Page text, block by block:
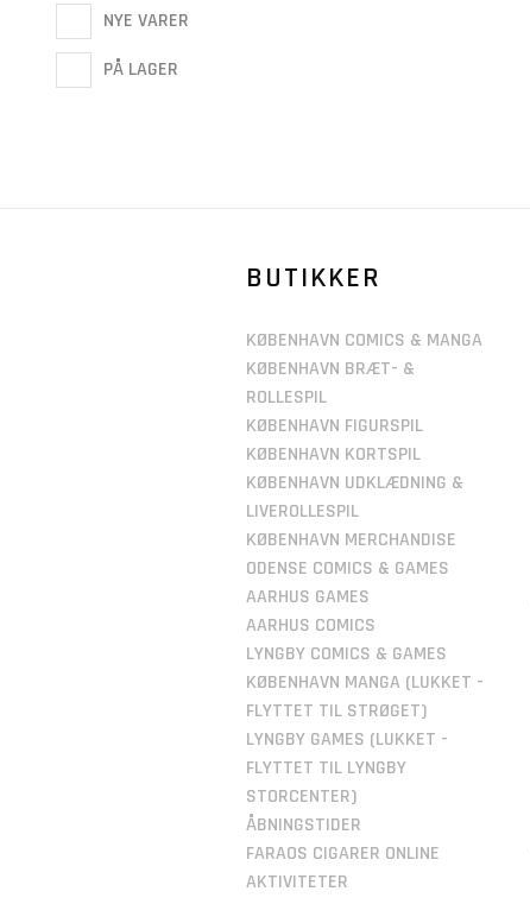
NYE VARER
PÅ LAGER
BUTIKKER
KØBENHAVN COMICS & MANGA
KØBENHAVN BRÆT- &
ROLLESPIL
KØBENHAVN FIGURSPIL
KØBENHAVN KORTSPIL
KØBENHAVN UDKLÆDNING &
LIVEROLLESPIL
KØBENHAVN MERCHANDISE
ODENSE COMICS & GAMES
AARHUS GAMES
AARHUS COMICS
LYNGBY COMICS & GAMES
KØBENHAVN MANGA (LUKKET -
FLYTTET TIL STRØGET)
LYNGBY GAMES (LUKKET -
FLYTTET TIL LYNGBY
STORCENTER)
ÅBNINGSTIDER
FARAOS CIGARER ONLINE
AKTIVITETER